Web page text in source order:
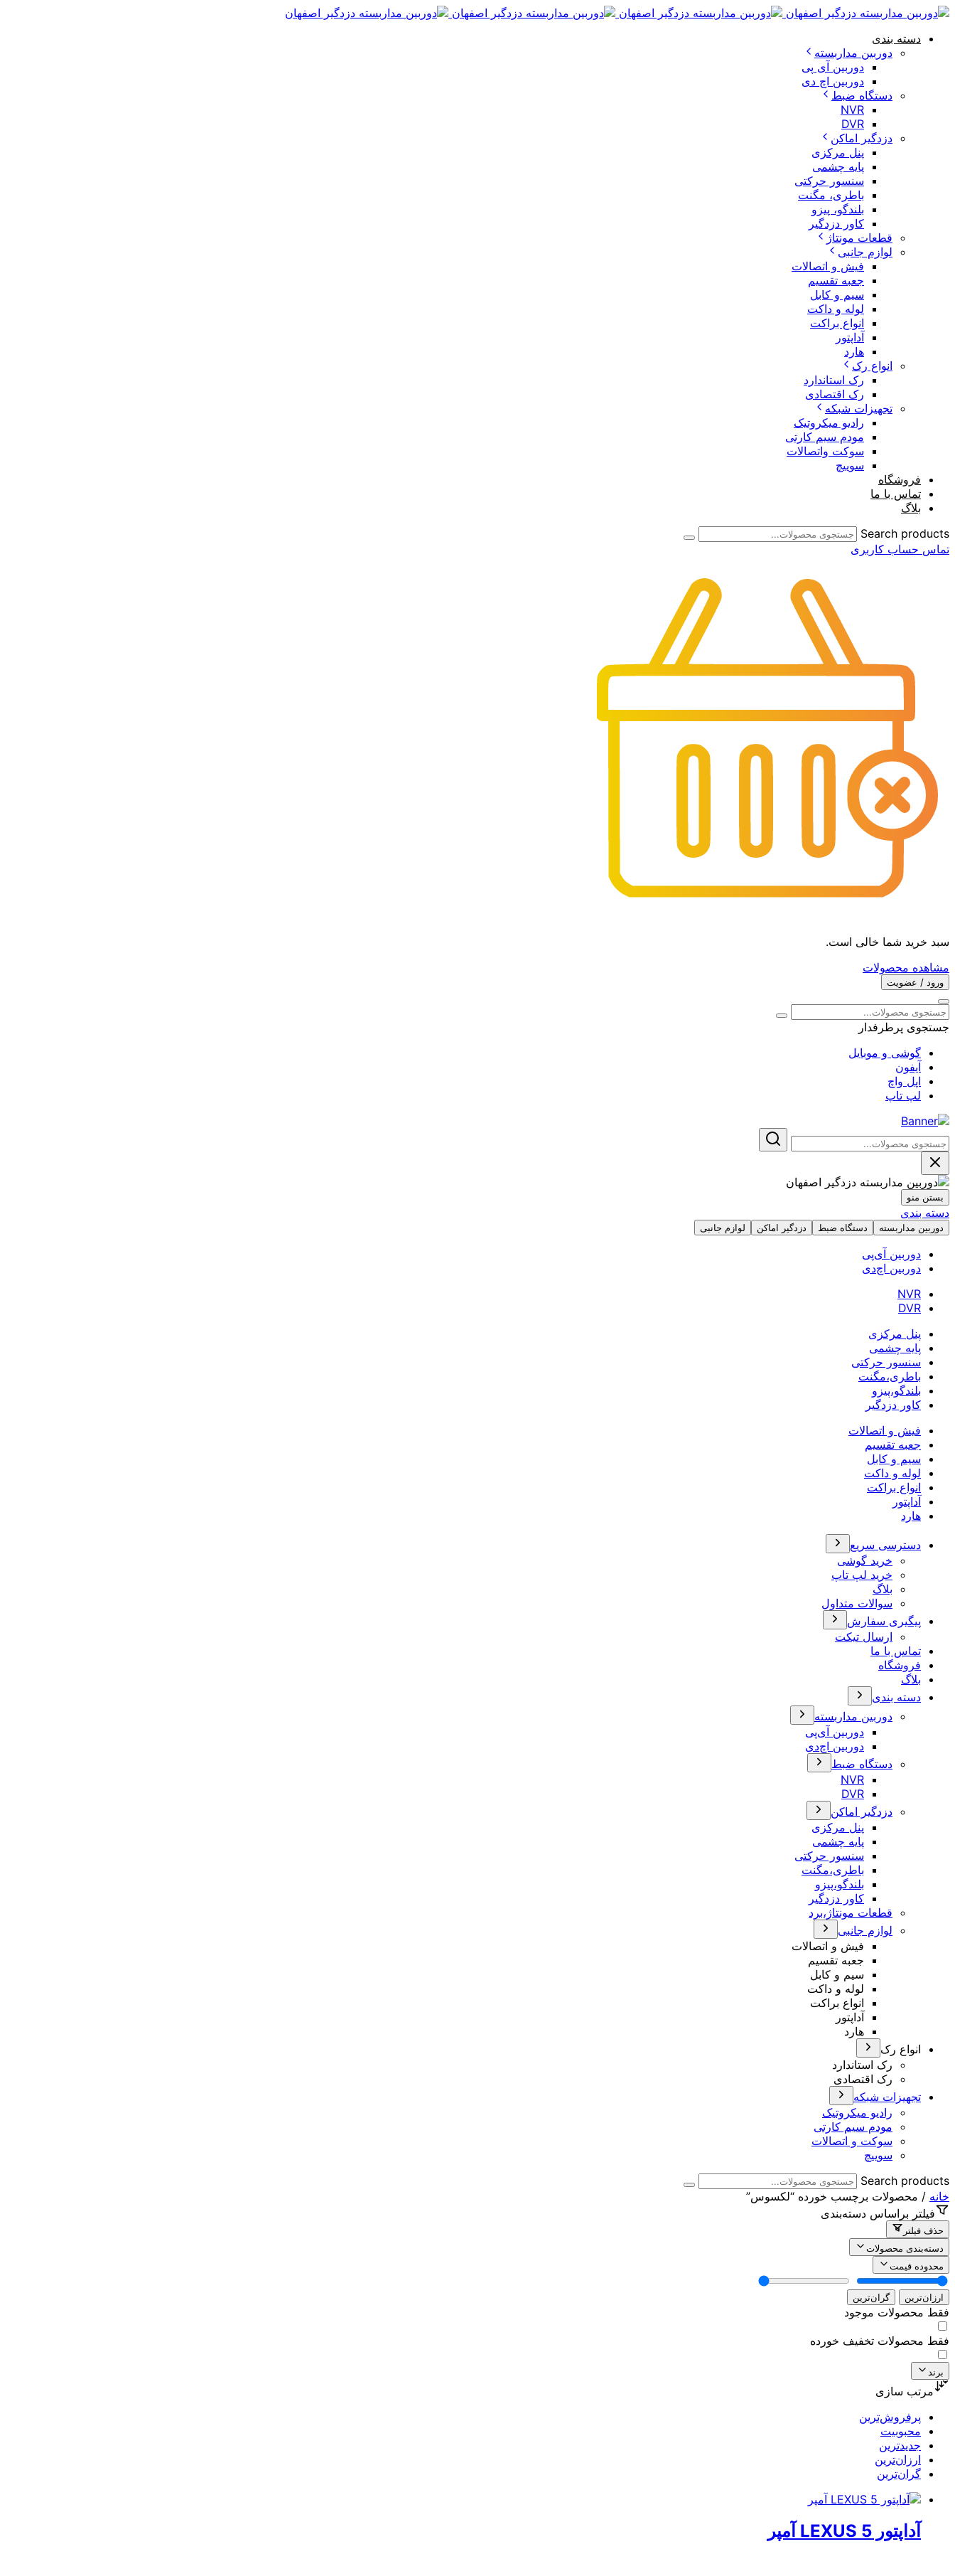
دسته بندی
دوربین مداربسته
دوربین آی پی
دوربین اچ دی
دستگاه ضبط
NVR
DVR
دزدگیر اماکن
پنل مرکزی
پایه چشمی
سنسور حرکتی
باطری، مگنت
بلندگو، پیزو
کاور دزدگیر
قطعات مونتاژ
لوازم جانبی
فیش و اتصالات
جعبه تقسیم
سیم و کابل
لوله و داکت
انواع براکت
آداپتور
هارد
انواع رک
رک استاندارد
رک اقتصادی
تجهیزات شبکه
رادیو میکروتیک
مودم سیم کارتی
سوکت واتصالات
سوییچ
فروشگاه
تماس با ما
بلاگ
Search products
تماس حساب کاربری
سبد خرید شما خالی است.
مشاهده محصولات
ورود / عضویت
جستجوی پرطرفدار
گوشی و موبایل
آیفون
اپل واچ
لپ تاپ
بستن منو
دسته بندی
دوربین مداربسته دستگاه ضبط دزدگیر اماکن لوازم جانبی
دوربین آی‌پی
دوربین اچ‌دی
NVR
DVR
پنل مرکزی
پایه چشمی
سنسور حرکتی
باطری،مگنت
بلندگو،پیزو
کاور دزدگیر
فیش و اتصالات
جعبه تقسیم
سیم و کابل
لوله و داکت
انواع براکت
آداپتور
هارد
دسترسی سریع
خرید گوشی
خرید لپ تاپ
بلاگ
سوالات متداول
پیگیری سفارش
ارسال تیکت
تماس با ما
فروشگاه
بلاگ
دسته بندی
دوربین مداربسته
دوربین آی‌پی
دوربین اچ‌دی
دستگاه ضبط
NVR
DVR
دزدگیر اماکن
پنل مرکزی
پایه چشمی
سنسور حرکتی
باطری،مگنت
بلندگو،پیزو
کاور دزدگیر
قطعات مونتاژ،برد
لوازم جانبی
فیش و اتصالات
جعبه تقسیم
سیم و کابل
لوله و داکت
انواع براکت
آداپتور
هارد
انواع رک
رک استاندارد
رک اقتصادی
تجهیزات شبکه
رادیو میکروتیک
مودم سیم کارتی
سوکت و اتصالات
سوییچ
Search products
خانه / محصولات برچسب خورده “لکسوس”
فیلتر براساس دسته‌بندی
حذف فیلتر
دسته‌بندی محصولات
محدوده قیمت
ارزان‌ترین گران‌ترین
فقط محصولات موجود
فقط محصولات تخفیف خورده
برند
مرتب سازی
پرفروش‌ترین
محبوبیت
جدیدترین
ارزان‌ترین
گران‌ترین
آداپتور LEXUS 5 آمپر